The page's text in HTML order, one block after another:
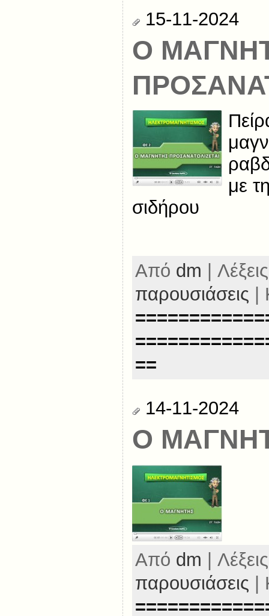
15-11-2024
Ο
με
σιδήρου
Από dm |
παρουσιάσεις |
==
14-11-2024
Ο
Από dm |
παρουσιάσεις |